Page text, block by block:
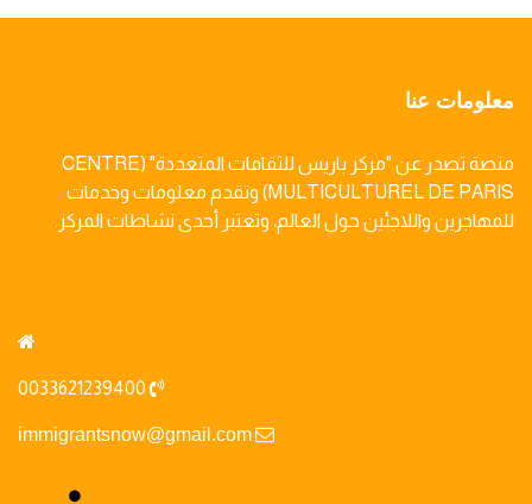
معلومات عنا
منصة تصدر عن "مركز باريس للثقافات المتعددة" (CENTRE
MULTICULTUREL DE PARIS) وتقدم معلومات وخدمات
للمهاجرين واللاجئين حول العالم، وتعتبر أحدى نشاطات المركز.
immigrantsnow@gmail.com